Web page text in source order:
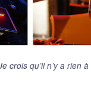
crois qu’il n’y a rien